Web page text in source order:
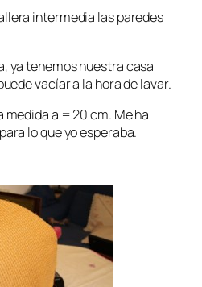
intermedia las paredes
ya tenemos nuestra casa
vacíar a la hora de lavar.
medida a = 20 cm. Me ha
lo que yo esperaba.